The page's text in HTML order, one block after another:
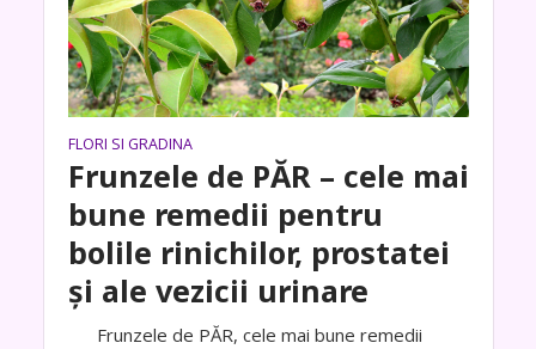
FLORI SI GRADINA
Frunzele de PĂR – cele mai
bune remedii pentru
bolile rinichilor, prostatei
și ale vezicii urinare
Frunzele de PĂR, cele mai bune remedii